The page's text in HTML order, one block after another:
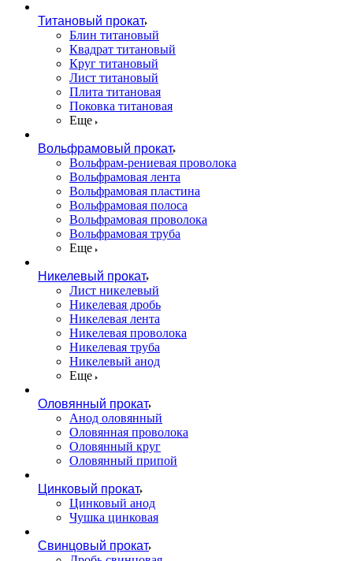
Титановый прокат
Блин титановый
Квадрат титановый
Круг титановый
Лист титановый
Плита титановая
Поковка титановая
Еще
Вольфрамовый прокат
Вольфрам-рениевая проволока
Вольфрамовая лента
Вольфрамовая пластина
Вольфрамовая полоса
Вольфрамовая проволока
Вольфрамовая труба
Еще
Никелевый прокат
Лист никелевый
Никелевая дробь
Никелевая лента
Никелевая проволока
Никелевая труба
Никелевый анод
Еще
Оловянный прокат
Анод оловянный
Оловянная проволока
Оловянный круг
Оловянный припой
Цинковый прокат
Цинковый анод
Чушка цинковая
Свинцовый прокат